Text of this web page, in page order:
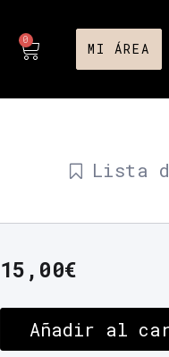
0
MI ÁREA
Lista
15,00€
Añadir al